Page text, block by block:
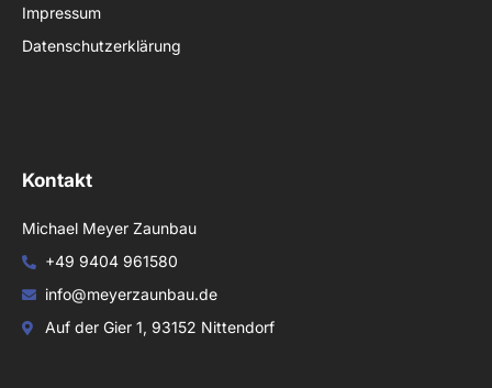
Impressum
Datenschutzerklärung
Kontakt
Michael Meyer Zaunbau
+49 9404 961580
info@meyerzaunbau.de
Auf der Gier 1, 93152 Nittendorf